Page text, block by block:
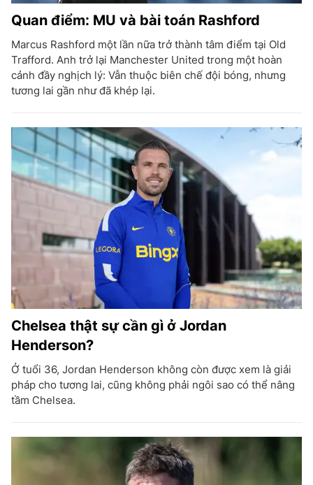
Quan điểm: MU và bài toán Rashford
Marcus Rashford một lần nữa trở thành tâm điểm tại Old
Trafford. Anh trở lại Manchester United trong một hoàn
cảnh đầy nghịch lý: Vẫn thuộc biên chế đội bóng, nhưng
tương lai gần như đã khép lại.
Chelsea thật sự cần gì ở Jordan
Henderson?
Ở tuổi 36, Jordan Henderson không còn được xem là giải
pháp cho tương lai, cũng không phải ngôi sao có thể nâng
tầm Chelsea.